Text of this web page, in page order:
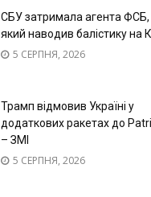
СБУ затримала агента ФСБ,
який наводив балістику на
5 СЕРПНЯ, 2026
Трамп відмовив Україні у
додаткових ракетах до
– ЗМІ
5 СЕРПНЯ, 2026